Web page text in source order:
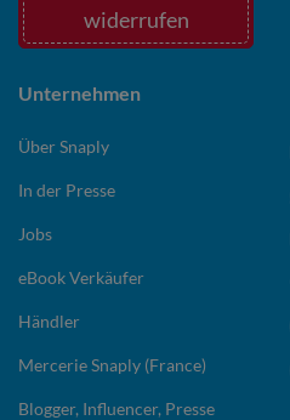
widerrufen
Unternehmen
Über Snaply
In der Presse
Jobs
eBook Verkäufer
Händler
Mercerie Snaply (France)
Blogger, Influencer, Presse